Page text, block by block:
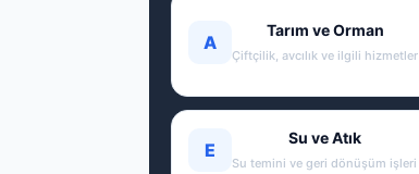
A
Tarım ve Orman
Çiftçilik, avcılık ve ilgili hizmetler
E
Su ve Atık
Su temini ve geri dönüşüm işleri